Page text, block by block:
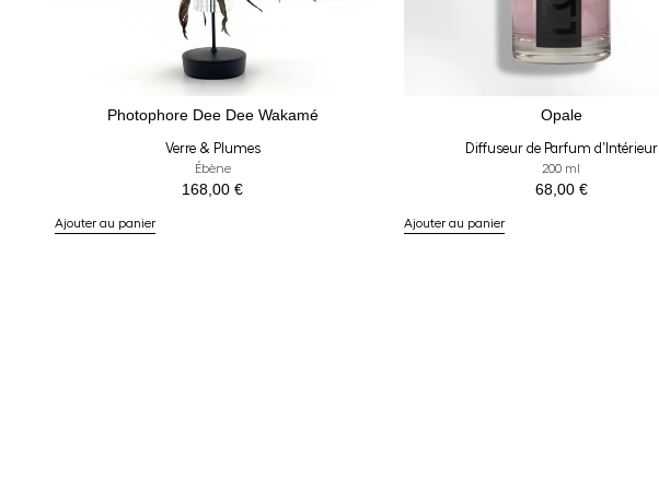
Photophore Dee Dee Wakamé
Verre & Plumes
Ébène
168,00€
Ajouter au panier
Opale
Diffuseur de Parfum d’Intérieur
200 ml
68,00 €
Ajouter au panier